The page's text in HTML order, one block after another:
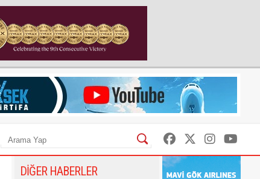
DİĞER HABERLER